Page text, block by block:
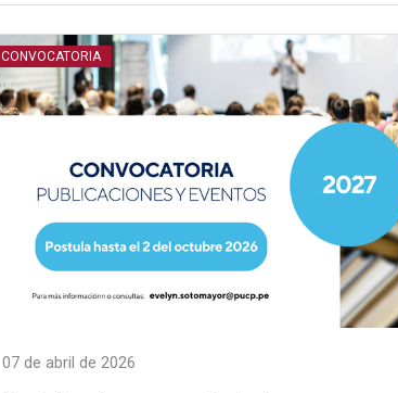
CONVOCATORIA
07 de abril de 2026